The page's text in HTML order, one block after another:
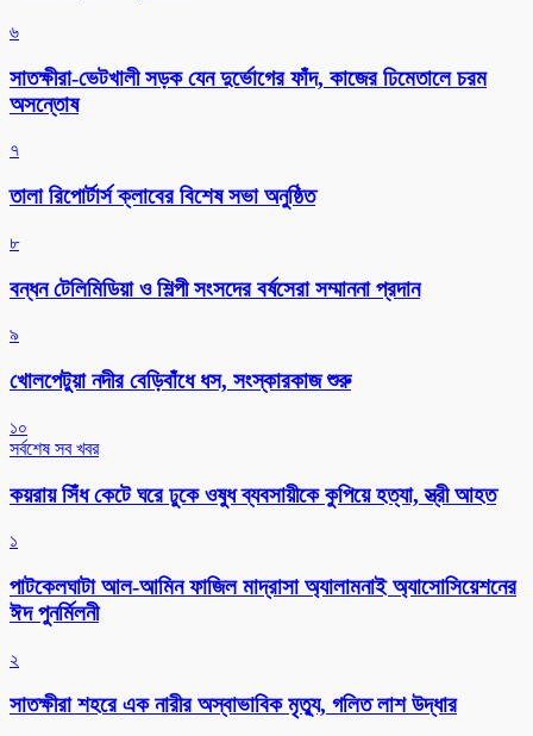
৬
সাতক্ষীরা-ভেটখালী সড়ক যেন দুর্ভোগের ফাঁদ, কাজের ঢিমেতালে চরম
অসন্তোষ
৭
‎তালা রিপোর্টার্স ক্লাবের বিশেষ সভা অনুষ্ঠিত
৮
বন্ধন টেলিমিডিয়া ও শিল্পী সংসদের বর্ষসেরা সম্মাননা প্রদান
৯
খোলপেটুয়া নদীর বেড়িবাঁধে ধস, সংস্কারকাজ শুরু
১০
সর্বশেষ সব খবর
কয়রায় সিঁধ কেটে ঘরে ঢুকে ওষুধ ব্যবসায়ীকে কুপিয়ে হত্যা, স্ত্রী আহত
১
পাটকেলঘাটা আল-আমিন ফাজিল মাদ্রাসা অ্যালামনাই অ্যাসোসিয়েশনের
ঈদ পুনর্মিলনী
২
সাতক্ষীরা শহরে এক নারীর অস্বাভাবিক মৃত্যু, গলিত লাশ উদ্ধার